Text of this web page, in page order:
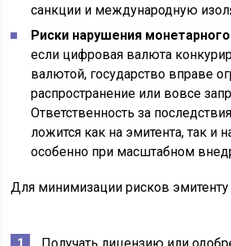
санкции и международную
Риски нарушения
если цифровая валюта
валютой, государство вправе
распространение или вовсе
Ответственность за
ложится как на эмитента, так и
особенно при масштабном
Для минимизации рисков эмитенту